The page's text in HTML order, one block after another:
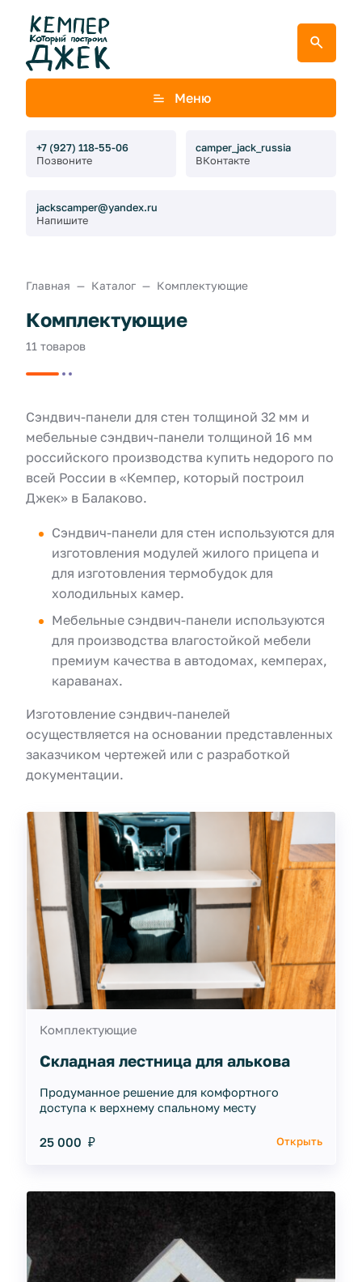
Меню
+7 (927) 118-55-06
Позвоните
camper_jack_russia
ВКонтакте
jackscamper@yandex.ru
Напишите
Главная Каталог Комплектующие
Комплектующие
11 товаров
Сэндвич-панели для стен толщиной 32 мм и
мебельные сэндвич-панели толщиной 16 мм
российского производства купить недорого по
всей России в «Кемпер, который построил
Джек» в Балаково.
Сэндвич-панели для стен используются для
изготовления модулей жилого прицепа и
для изготовления термобудок для
холодильных камер.
Мебельные сэндвич-панели используются
для производства влагостойкой мебели
премиум качества в автодомах, кемперах,
караванах.
Изготовление сэндвич-панелей
осуществляется на основании представленных
заказчиком чертежей или с разработкой
документации.
Комплектующие
Складная лестница для алькова
Продуманное решение для комфортного
доступа к верхнему спальному месту
25 000 ₽ Открыть